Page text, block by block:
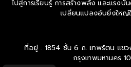
ไปสู่การเรียนรู้ การสร้างพลัง และแรงบั
เปลี่ยนแปลงอันยิ่งใหญ่
ที่อยู่ : 1854 ชั้น 6 ถ. เทพรัตน แขว
กรุงเทพมหานคร